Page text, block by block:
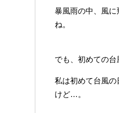
暴風雨の中、風
ね。
でも、初めての台
私は初めて台風
けど…。